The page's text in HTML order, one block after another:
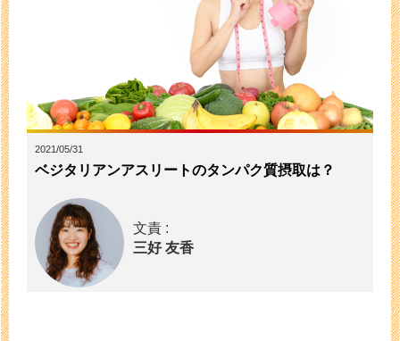
2021/05/31
ベジタリアンアスリートのタンパク質摂取は？
文責 :
三好 友香